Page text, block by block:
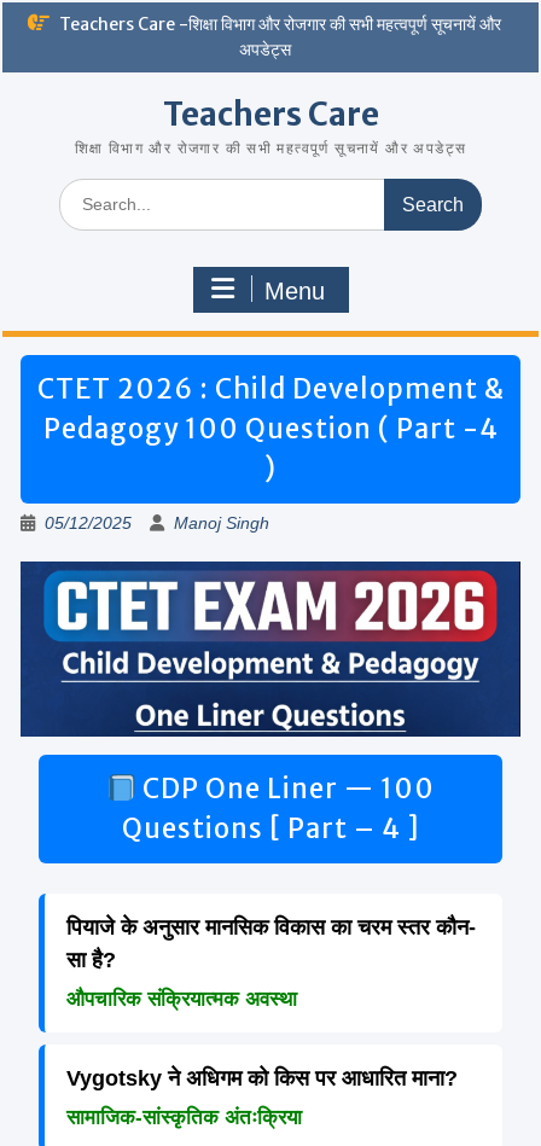
Skip
Teachers Care -शिक्षा विभाग और रोजगार की सभी महत्वपूर्ण सूचनायें और
अपडेट्स
Teachers Care
शिक्षा विभाग और रोजगार की सभी महत्वपूर्ण सूचनायें और अपडेट्स
Search
for:
Menu
CTET 2026 : Child Development &
Pedagogy 100 Question ( Part -4
)
05/12/2025 Manoj Singh
CDP One Liner — 100
Questions [ Part – 4 ]
पियाजे के अनुसार मानसिक विकास का चरम स्तर कौन-
सा है?
औपचारिक संक्रियात्मक अवस्था
Vygotsky ने अधिगम को किस पर आधारित माना?
सामाजिक-सांस्कृतिक अंतःक्रिया